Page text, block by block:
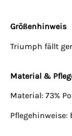
Größenhinweis
Triumph fällt
Material &
Material: 73%
Pflegehinweise: